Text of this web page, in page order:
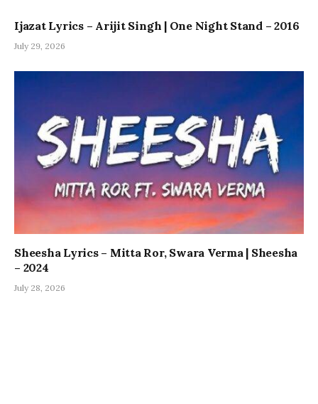
Ijazat Lyrics – Arijit Singh | One Night Stand – 2016
July 29, 2026
Sheesha Lyrics – Mitta Ror, Swara Verma | Sheesha
– 2024
July 28, 2026